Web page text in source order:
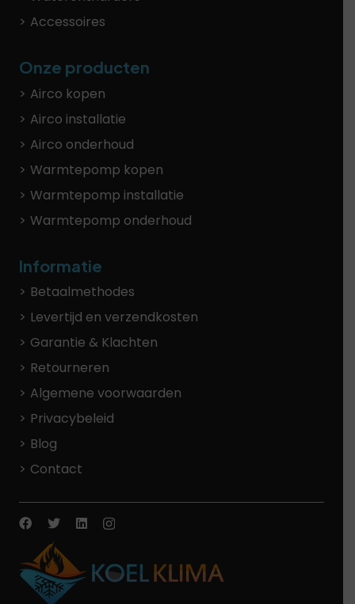
Accessoires
Onze producten
Airco kopen
Airco installatie
Airco onderhoud
Warmtepomp kopen
Warmtepomp installatie
Warmtepomp onderhoud
Informatie
Betaalmethodes
Levertijd en verzendkosten
Garantie & Klachten
Retourneren
Algemene voorwaarden
Privacybeleid
Blog
Contact